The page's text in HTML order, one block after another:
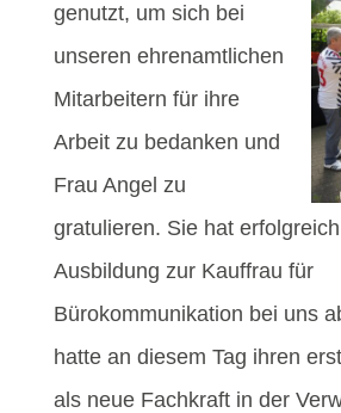
genutzt, um sich bei
unseren ehrenamtlichen
Mitarbeitern für ihre
Arbeit zu bedanken und
Frau Angel zu
gratulieren. Sie hat
Ausbildung zur Kauffrau für
Bürokommunikation bei uns
hatte an diesem Tag ihren
als neue Fachkraft in der